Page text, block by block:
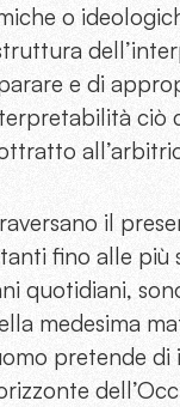
o
e di
ciò
il
fino alle più
quotidiani,
medesima
pretende